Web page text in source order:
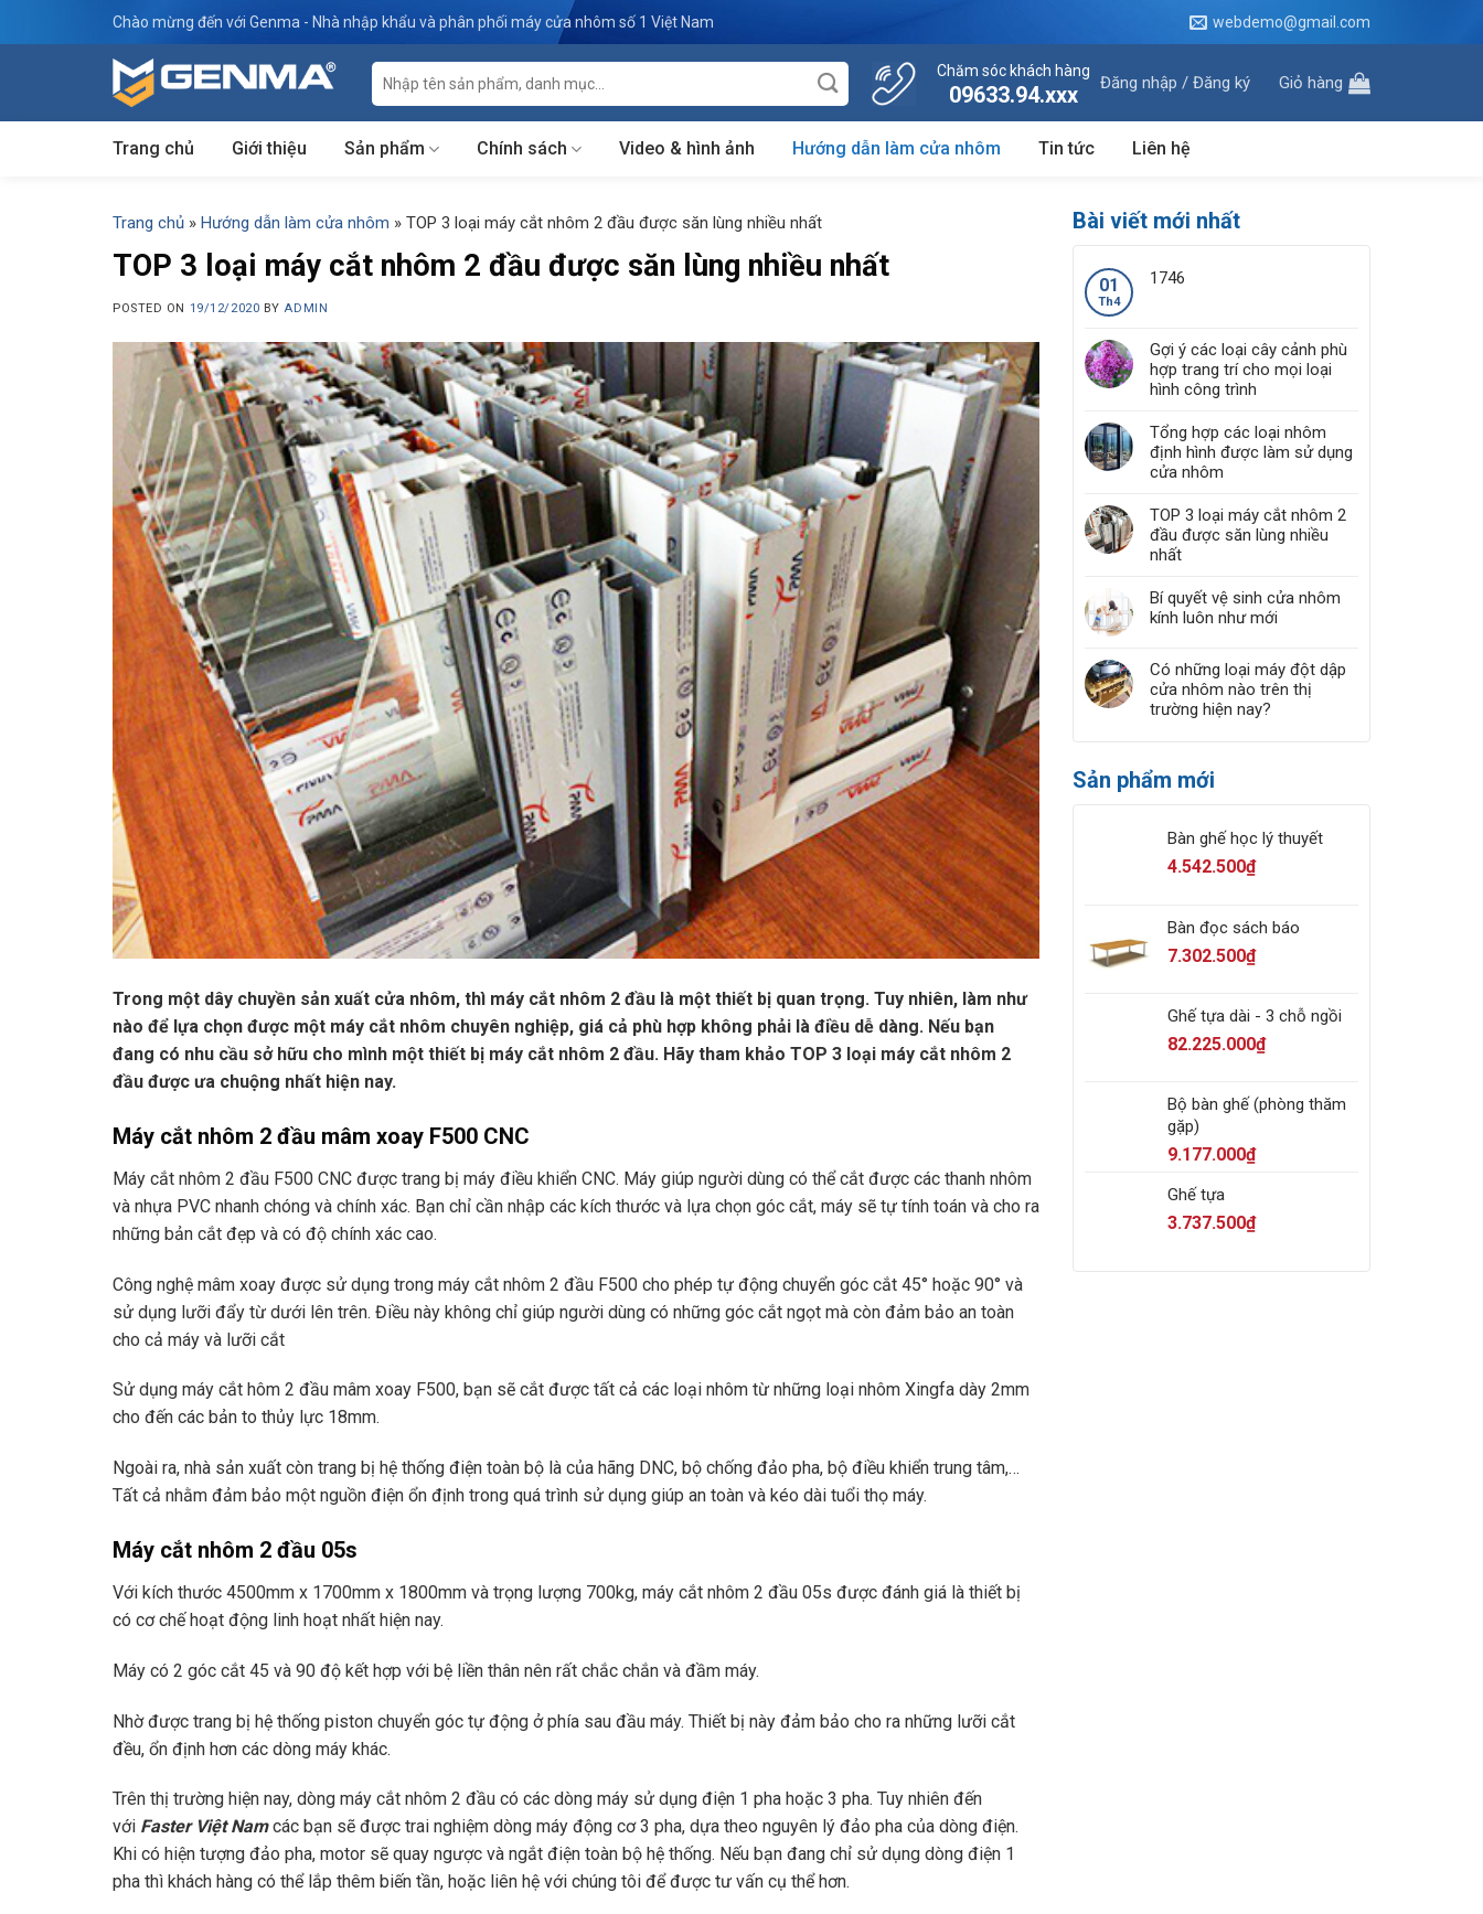
to
Chào mừng đến với Genma - Nhà nhập khẩu và phân phối máy cửa nhôm số 1 Việt Nam webdemo@gmail.com
Tìm
kiếm:
Chăm sóc khách hàng
09633.94.xxx Đăng nhập / Đăng ký Giỏ hàng
Trang chủ Giới thiệu Sản phẩm Chính sách Video & hình ảnh Hướng dẫn làm cửa nhôm Tin tức Liên hệ
Trang chủ » Hướng dẫn làm cửa nhôm » TOP 3 loại máy cắt nhôm 2 đầu được săn lùng nhiều nhất
TOP 3 loại máy cắt nhôm 2 đầu được săn lùng nhiều nhất
POSTED ON 19/12/2020 BY ADMIN
Trong một dây chuyền sản xuất cửa nhôm, thì máy cắt nhôm 2 đầu là một thiết bị quan trọng. Tuy nhiên, làm như
nào để lựa chọn được một máy cắt nhôm chuyên nghiệp, giá cả phù hợp không phải là điều dễ dàng. Nếu bạn
đang có nhu cầu sở hữu cho mình một thiết bị máy cắt nhôm 2 đầu. Hãy tham khảo TOP 3 loại máy cắt nhôm 2
đầu được ưa chuộng nhất hiện nay.
Máy cắt nhôm 2 đầu mâm xoay F500 CNC
Máy cắt nhôm 2 đầu F500 CNC được trang bị máy điều khiển CNC. Máy giúp người dùng có thể cắt được các thanh nhôm
và nhựa PVC nhanh chóng và chính xác. Bạn chỉ cần nhập các kích thước và lựa chọn góc cắt, máy sẽ tự tính toán và cho ra
những bản cắt đẹp và có độ chính xác cao.
Công nghệ mâm xoay được sử dụng trong máy cắt nhôm 2 đầu F500 cho phép tự động chuyển góc cắt 45° hoặc 90° và
sử dụng lưỡi đẩy từ dưới lên trên. Điều này không chỉ giúp người dùng có những góc cắt ngọt mà còn đảm bảo an toàn
cho cả máy và lưỡi cắt
Sử dụng máy cắt hôm 2 đầu mâm xoay F500, bạn sẽ cắt được tất cả các loại nhôm từ những loại nhôm Xingfa dày 2mm
cho đến các bản to thủy lực 18mm.
Ngoài ra, nhà sản xuất còn trang bị hệ thống điện toàn bộ là của hãng DNC, bộ chống đảo pha, bộ điều khiển trung tâm,…
Tất cả nhằm đảm bảo một nguồn điện ổn định trong quá trình sử dụng giúp an toàn và kéo dài tuổi thọ máy.
Máy cắt nhôm 2 đầu 05s
Với kích thước 4500mm x 1700mm x 1800mm và trọng lượng 700kg, máy cắt nhôm 2 đầu 05s được đánh giá là thiết bị
có cơ chế hoạt động linh hoạt nhất hiện nay.
Máy có 2 góc cắt 45 và 90 độ kết hợp với bệ liền thân nên rất chắc chắn và đầm máy.
Nhờ được trang bị hệ thống piston chuyển góc tự động ở phía sau đầu máy. Thiết bị này đảm bảo cho ra những lưỡi cắt
đều, ổn định hơn các dòng máy khác.
Trên thị trường hiện nay, dòng máy cắt nhôm 2 đầu có các dòng máy sử dụng điện 1 pha hoặc 3 pha. Tuy nhiên đến
với Faster Việt Namcác bạn sẽ được trai nghiệm dòng máy động cơ 3 pha, dựa theo nguyên lý đảo pha của dòng điện.
Khi có hiện tượng đảo pha, motor sẽ quay ngược và ngắt điện toàn bộ hệ thống. Nếu bạn đang chỉ sử dụng dòng điện 1
pha thì khách hàng có thể lắp thêm biến tần, hoặc liên hệ với chúng tôi để được tư vấn cụ thể hơn.
Bài viết mới nhất
01
Th4
1746
Gợi ý các loại cây cảnh phù
hợp trang trí cho mọi loại
hình công trình
Tổng hợp các loại nhôm
định hình được làm sử dụng
cửa nhôm
TOP 3 loại máy cắt nhôm 2
đầu được săn lùng nhiều
nhất
Bí quyết vệ sinh cửa nhôm
kính luôn như mới
Có những loại máy đột dập
cửa nhôm nào trên thị
trường hiện nay?
Sản phẩm mới
Bàn ghế học lý thuyết
4.542.500₫
Bàn đọc sách báo
7.302.500₫
Ghế tựa dài - 3 chỗ ngồi
82.225.000₫
Bộ bàn ghế (phòng thăm
gặp)
9.177.000₫
Ghế tựa
3.737.500₫